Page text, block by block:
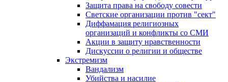
Защита права на свободу совести
Светские организации против "сект"
Диффамация религиозных
организаций и конфликты со СМИ
Акции в защиту нравственности
Дискуссии о религии и обществе
Экстремизм
Вандализм
Убийства и насилие